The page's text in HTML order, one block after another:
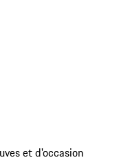
et d'occasion